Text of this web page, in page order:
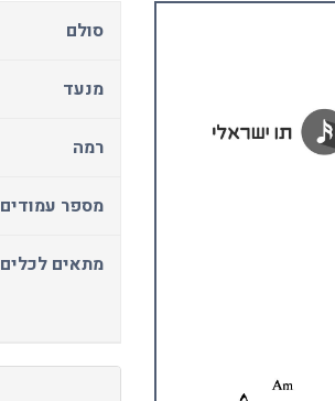
סולם
מנעד
רמה
מספר עמודים
מתאים לכלים